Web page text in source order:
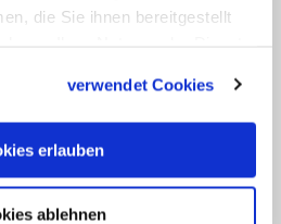
die Sie ihnen bereitgestellt
verwendet Cookies
erlauben
ablehnen
Betroffene und
am 14. Februar